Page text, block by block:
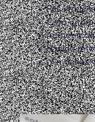
Pasa más
Cero
Aumento
Rápido
¡Y muchas